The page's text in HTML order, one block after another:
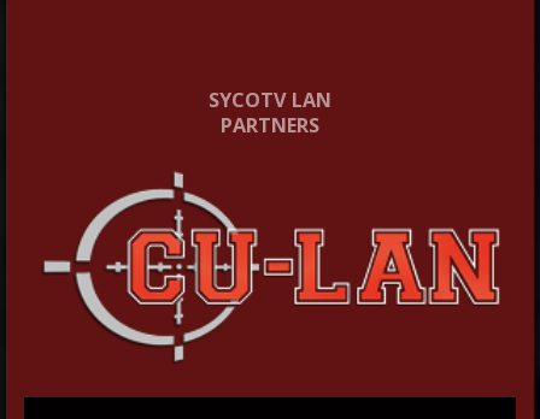
SYCOTV LAN
PARTNERS